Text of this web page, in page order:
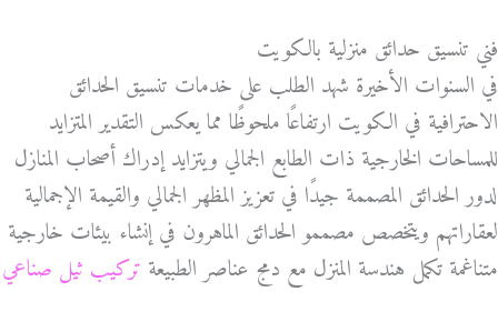
فني تنسيق حدائق منزلية بالكويت
في السنوات الأخيرة شهد الطلب على خدمات تنسيق الحدائق
الاحترافية في الكويت ارتفاعًا ملحوظًا مما يعكس التقدير المتزايد
للمساحات الخارجية ذات الطابع الجمالي ويتزايد إدراك أصحاب المنازل
لدور الحدائق المصممة جيدًا في تعزيز المظهر الجمالي والقيمة الإجمالية
لعقاراتهم ويتخصص مصممو الحدائق الماهرون في إنشاء بيئات خارجية
متناغمة تكمل هندسة المنزل مع دمج عناصر الطبيعة تركيب ثيل صناعي